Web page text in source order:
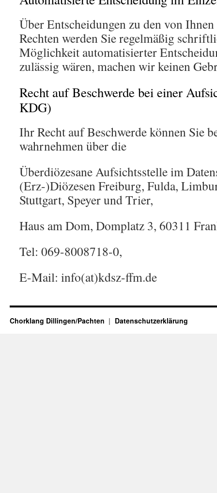
Über Entscheidungen zu den von
Rechten werden Sie regelmäßig
Möglichkeit automatisierter
zulässig wären, machen wir keinen
Recht auf Beschwerde bei einer
KDG)
Ihr Recht auf Beschwerde können Sie
wahrnehmen über die ­
Überdiözesane Aufsichtsstelle im
(Erz-)Diözesen Freiburg, Fulda,
Stuttgart, Speyer und Trier,
Haus am Dom, Domplatz 3, 60311
Tel: 069-8008718-0,
E-Mail: info(at)kdsz-ffm.de
Chorklang Dillingen/Pachten Datenschutzerklärung